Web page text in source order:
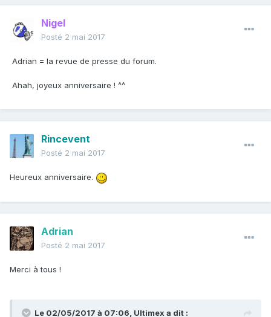
Nigel
Posté 2 mai 2017
Adrian = la revue de presse du forum.
Ahah, joyeux anniversaire ! ^^
Rincevent
Posté 2 mai 2017
Heureux anniversaire.
Adrian
Posté 2 mai 2017
Merci à tous !
Le 02/05/2017 à 07:06, Ultimex a dit :